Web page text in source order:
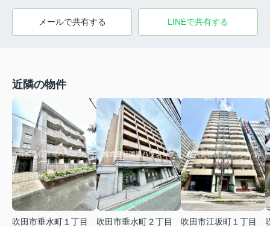
メールで共有する LINEで共有する
近隣の物件
吹田市垂水町１丁目
吹田市垂水町２丁目
吹田市江坂町１丁目